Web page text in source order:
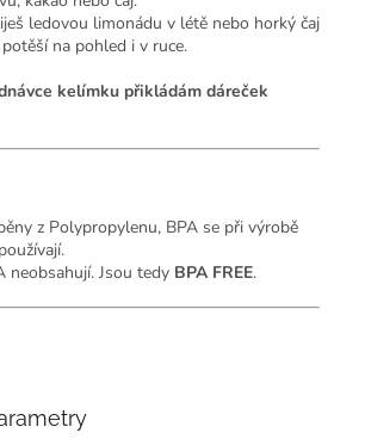
ledovou limonádu v létě nebo horký čaj
na pohled i v ruce.
kelímku přikládám dáreček
z Polypropylenu, BPA se při výrobě
neobsahují. Jsou tedy BPA FREE.